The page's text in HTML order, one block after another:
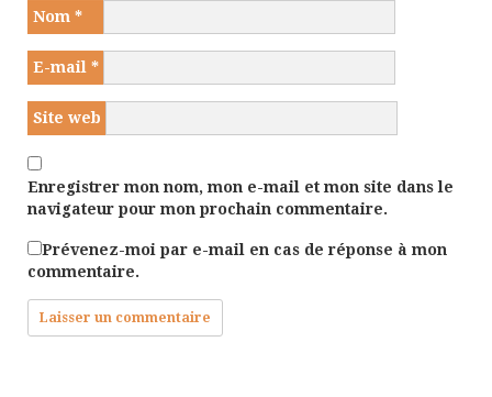
Nom *
E-mail *
Site web
Enregistrer mon nom, mon e-mail et mon site dans le
navigateur pour mon prochain commentaire.
Prévenez-moi par e-mail en cas de réponse à mon
commentaire.